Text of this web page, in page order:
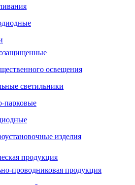
освещения
светильники
парковые
изделия
продукция
проводниковая продукция